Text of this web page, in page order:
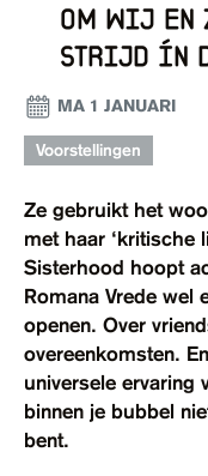
Je bezoek
Over ons
Eten & drinken
Ruimte huren
Contact
om wij en
strijd ín
Ze gebruikt het
met haar ‘kritische
Sisterhood hoopt
Romana Vrede wel
openen. Over
overeenkomsten.
universele ervaring
binnen je bubbel
bent.
MA 1 JANUARI
Voorstellingen